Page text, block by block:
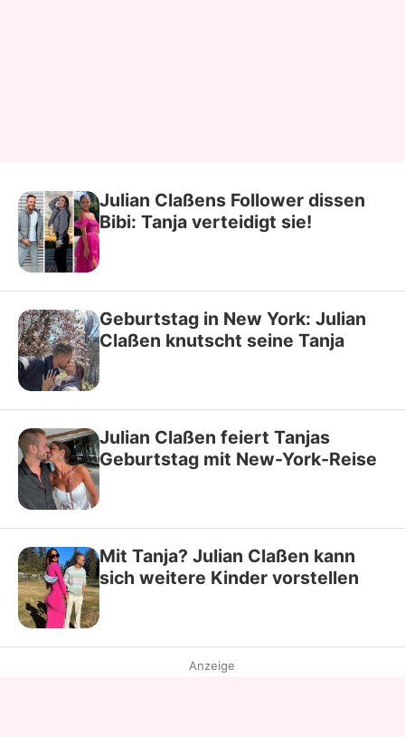
Julian Claßens Follower dissen
Bibi: Tanja verteidigt sie!
Geburtstag in New York: Julian
Claßen knutscht seine Tanja
Julian Claßen feiert Tanjas
Geburtstag mit New-York-Reise
Mit Tanja? Julian Claßen kann
sich weitere Kinder vorstellen
Anzeige